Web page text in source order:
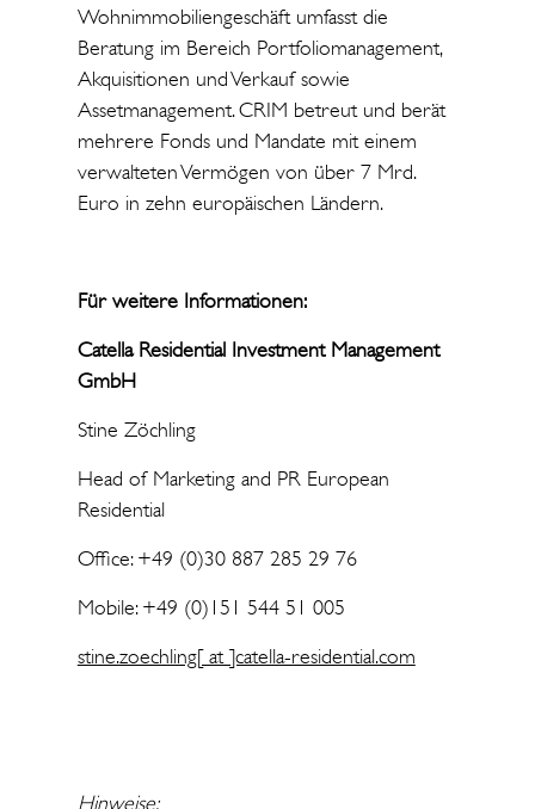
Wohnimmobiliengeschäft umfasst die
Beratung im Bereich Portfoliomanagement,
Akquisitionen und Verkauf sowie
Assetmanagement. CRIM betreut und berät
mehrere Fonds und Mandate mit einem
verwalteten Vermögen von über 7 Mrd.
Euro in zehn europäischen Ländern.
Für weitere Informationen:
Catella Residential Investment Management
GmbH
Stine Zöchling
Head of Marketing and PR European
Residential
Office: +49 (0)30 887 285 29 76
Mobile: +49 (0)151 544 51 005
stine.zoechling[ at ]catella-residential.com
Hinweise: